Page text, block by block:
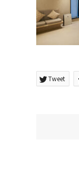
Tweet